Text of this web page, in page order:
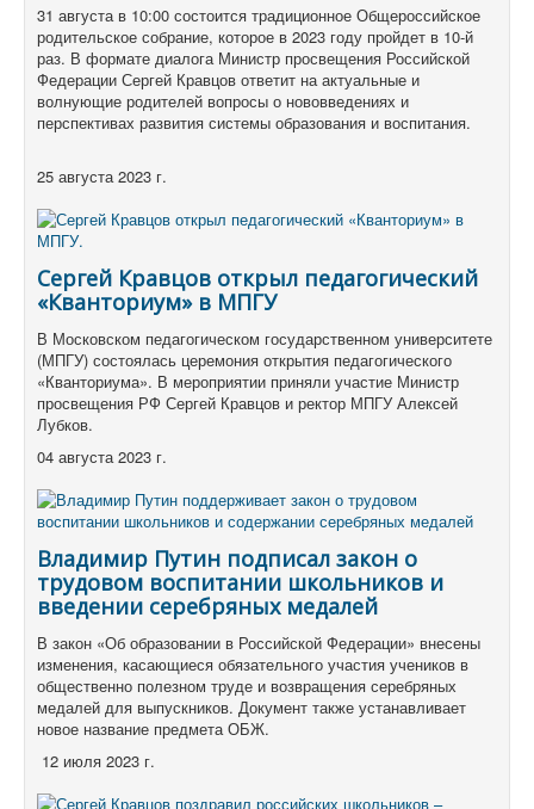
31 августа в 10:00 состоится традиционное Общероссийское
родительское собрание, которое в 2023 году пройдет в 10-й
раз. В формате диалога Министр просвещения Российской
Федерации Сергей Кравцов ответит на актуальные и
волнующие родителей вопросы о нововведениях и
перспективах развития системы образования и воспитания.
25 августа 2023 г.
Сергей Кравцов открыл педагогический
«Кванториум» в МПГУ
В Московском педагогическом государственном университете
(МПГУ) состоялась церемония открытия педагогического
«Кванториума». В мероприятии приняли участие Министр
просвещения РФ Сергей Кравцов и ректор МПГУ Алексей
Лубков.
04 августа 2023 г.
Владимир Путин подписал закон о
трудовом воспитании школьников и
введении серебряных медалей
В закон «Об образовании в Российской Федерации» внесены
изменения, касающиеся обязательного участия учеников в
общественно полезном труде и возвращения серебряных
медалей для выпускников. Документ также устанавливает
новое название предмета ОБЖ.
12 июля 2023 г.